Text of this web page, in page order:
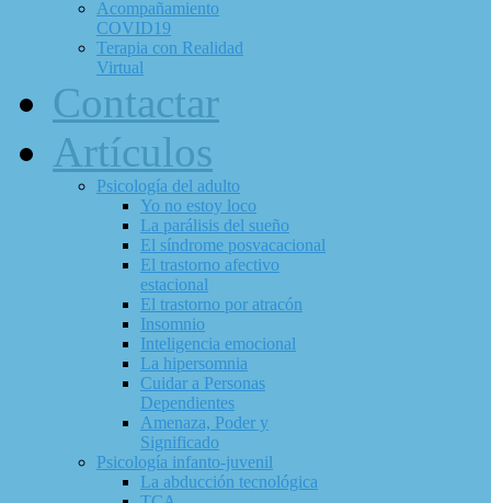
Acompañamiento
COVID19
Terapia con Realidad
Virtual
Contactar
Artículos
Psicología del adulto
Yo no estoy loco
La parálisis del sueño
El síndrome posvacacional
El trastorno afectivo
estacional
El trastorno por atracón
Insomnio
Inteligencia emocional
La hipersomnia
Cuidar a Personas
Dependientes
Amenaza, Poder y
Significado
Psicología infanto-juvenil
La abducción tecnológica